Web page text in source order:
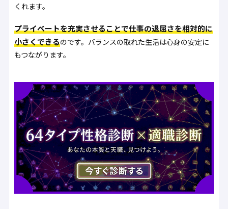
くれます。
プライベートを充実させることで仕事の退屈さを相対的に
小さくできるのです。バランスの取れた生活は心身の安定に
もつながります。